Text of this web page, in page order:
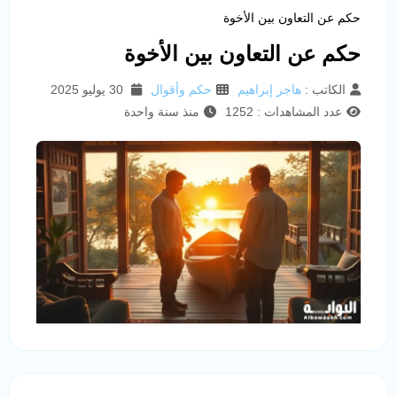
حكم عن التعاون بين الأخوة
حكم عن التعاون بين الأخوة
الكاتب : هاجر إبراهيم حكم وأقوال
عدد المشاهدات : 1252
منذ سنة واحدة